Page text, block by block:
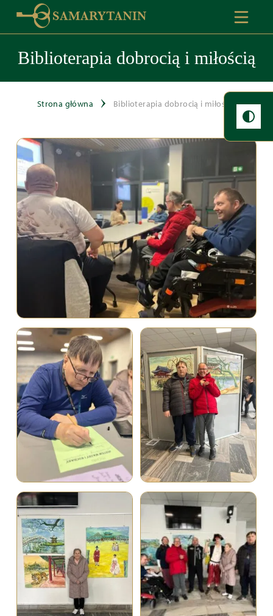
Biblioterapia dobrocią i miłością
Strona główna Biblioterapia dobrocią i miłością